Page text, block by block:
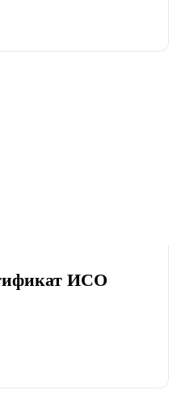
ИСО